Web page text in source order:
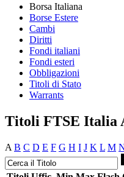
Borsa Italiana
Borse Estere
Cambi
Diritti
Fondi italiani
Fondi esteri
Obbligazioni
Titoli di Stato
Warrants
Titoli FTSE Italia
A B C D E F G H I J K L M